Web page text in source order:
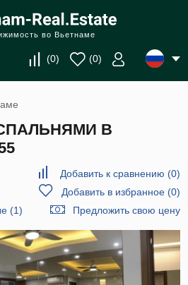
во Вьетнаме
(0) (0)
В
Добавить к сравнению (0)
Добавить в избранное(0)
(1)
Предложить свою цену